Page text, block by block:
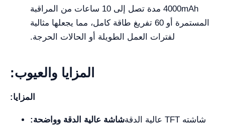
4000mAh مدة تصل إلى 10 ساعات من المراقبة
المستمرة أو 60 تفريغ طاقة كامل، مما يجعلها مثالية
لفترات العمل الطويلة أو الحالات الحرجة.
المزايا والعيوب:
المزايا:
شاشة عالية الدقة وواضحة:شاشته TFT عالية الدقة